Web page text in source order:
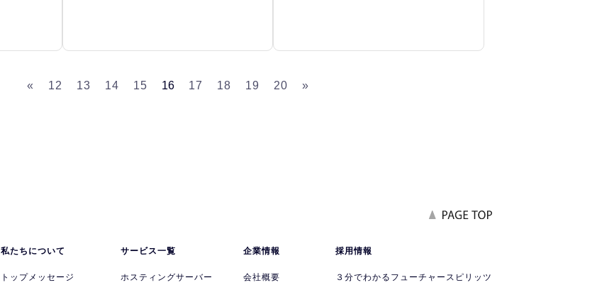
« 12 13 14 15 16 17 18 19 20 »
私たちについて
トップメッセージ
サービス一覧
ホスティングサーバー
企業情報
会社概要
採用情報
３分でわかるフューチャースピリッツ